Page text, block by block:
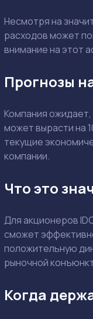
Несмотря на
расходов может
внимание на этот
Прогнозы
Компания
может вырасти на
текущие
компании.
Что это
Для акционеров
сможет
положительную
рыночной
Когда